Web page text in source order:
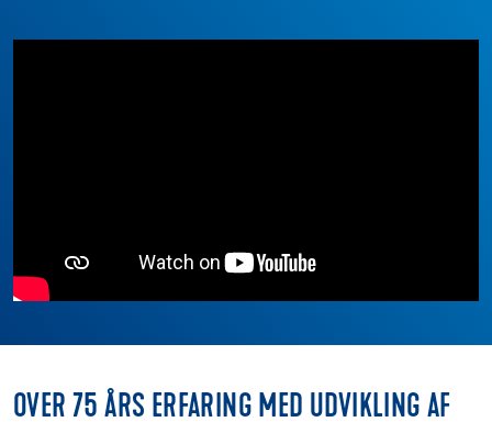
OVER 75 ÅRS ERFARING MED UDVIKLING AF